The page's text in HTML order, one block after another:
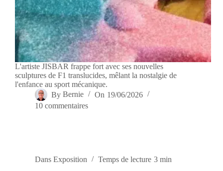
L'artiste JISBAR frappe fort avec ses nouvelles
sculptures de F1 translucides, mêlant la nostalgie de
l'enfance au sport mécanique.
By Bernie On 19/06/2026
10 commentaires
Dans Exposition Temps de lecture 3 min